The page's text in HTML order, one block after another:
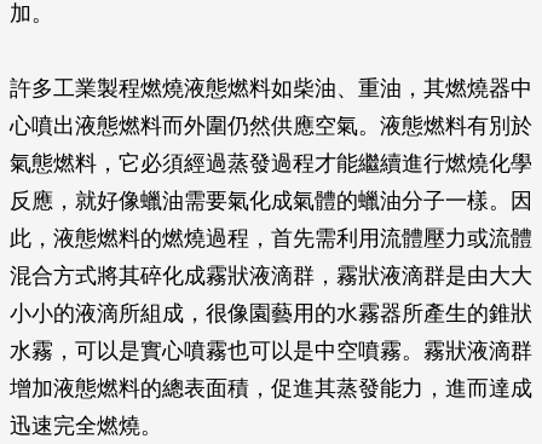
加。
許多工業製程燃燒液態燃料如柴油、重油，其燃燒器中
心噴出液態燃料而外圍仍然供應空氣。液態燃料有別於
氣態燃料，它必須經過蒸發過程才能繼續進行燃燒化學
反應，就好像蠟油需要氣化成氣體的蠟油分子一樣。因
此，液態燃料的燃燒過程，首先需利用流體壓力或流體
混合方式將其碎化成霧狀液滴群，霧狀液滴群是由大大
小小的液滴所組成，很像園藝用的水霧器所產生的錐狀
水霧，可以是實心噴霧也可以是中空噴霧。霧狀液滴群
增加液態燃料的總表面積，促進其蒸發能力，進而達成
迅速完全燃燒。